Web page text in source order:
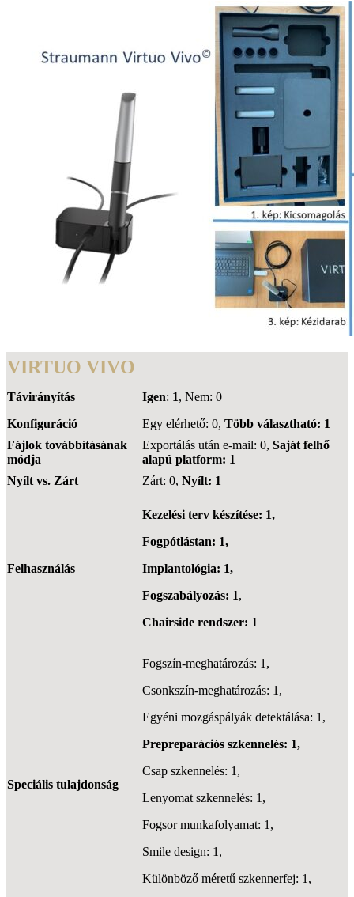
VIRTUO VIVO
Távirányítás Igen: 1, Nem: 0
Konfiguráció
Egy elérhető: 0, Több választható: 1
Fájlok továbbításának
módja
Exportálás után e-mail: 0, Saját felhő
alapú platform: 1
Nyílt vs. Zárt
Zárt: 0, Nyílt: 1
Felhasználás
Kezelési terv készítése: 1,
Fogpótlástan: 1,
Implantológia: 1,
Fogszabályozás: 1,
Chairside rendszer: 1
Speciális tulajdonság
Fogszín-meghatározás: 1,
Csonkszín-meghatározás: 1,
Egyéni mozgáspályák detektálása: 1,
Prepreparációs szkennelés: 1,
Csap szkennelés: 1,
Lenyomat szkennelés: 1,
Fogsor munkafolyamat: 1,
Smile design: 1,
Különböző méretű szkennerfej: 1,